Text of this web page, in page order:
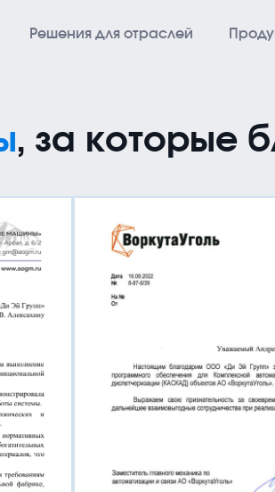
Решения для отраслей
Решения для
Гражданские объекты
Аграрный комплекс
компетенцииПроектыПартнёры
, за которые